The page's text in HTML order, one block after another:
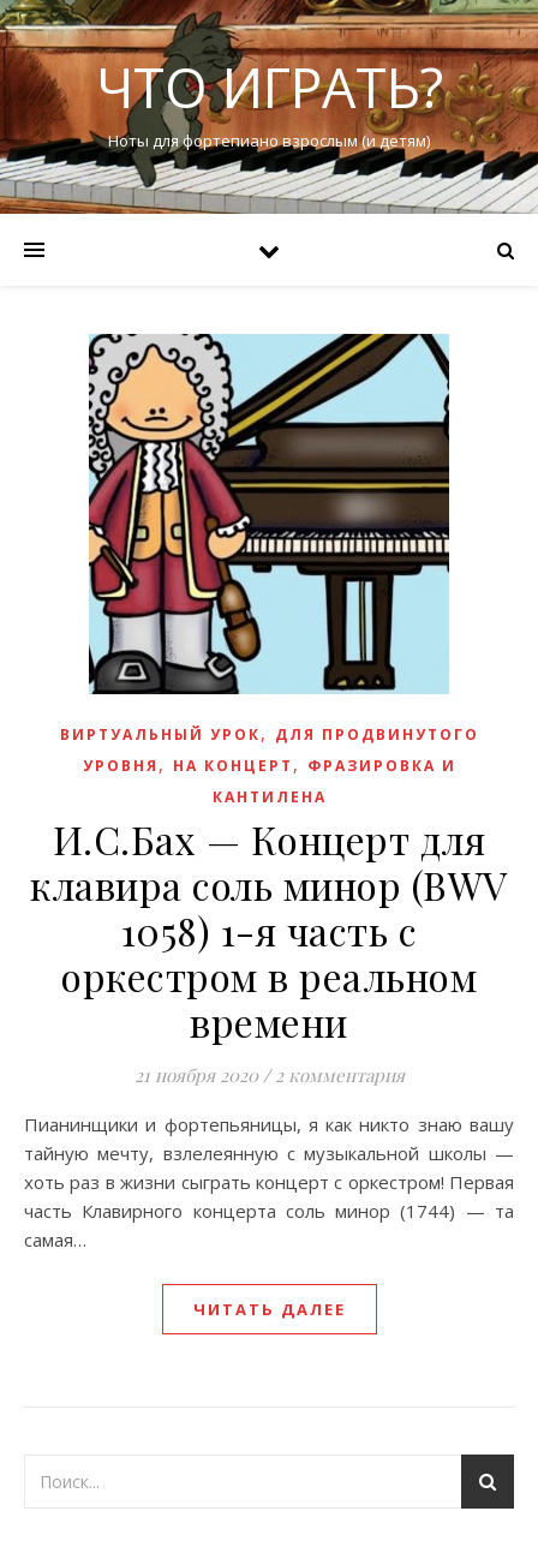
ЧТО ИГРАТЬ?
Ноты для фортепиано взрослым (и детям)
ВИРТУАЛЬНЫЙ УРОК, ДЛЯ ПРОДВИНУТОГО
УРОВНЯ , НА КОНЦЕРТ , ФРАЗИРОВКА И
КАНТИЛЕНА
И.С.Бах — Концерт для
клавира соль минор (BWV
1058) 1-я часть с
оркестром в реальном
времени
21 ноября 2020 / 2 комментария
Пианинщики и фортепьяницы, я как никто знаю вашу
тайную мечту, взлелеянную с музыкальной школы —
хоть раз в жизни сыграть концерт с оркестром! Первая
часть Клавирного концерта соль минор (1744) — та
самая…
ЧИТАТЬ ДАЛЕЕ